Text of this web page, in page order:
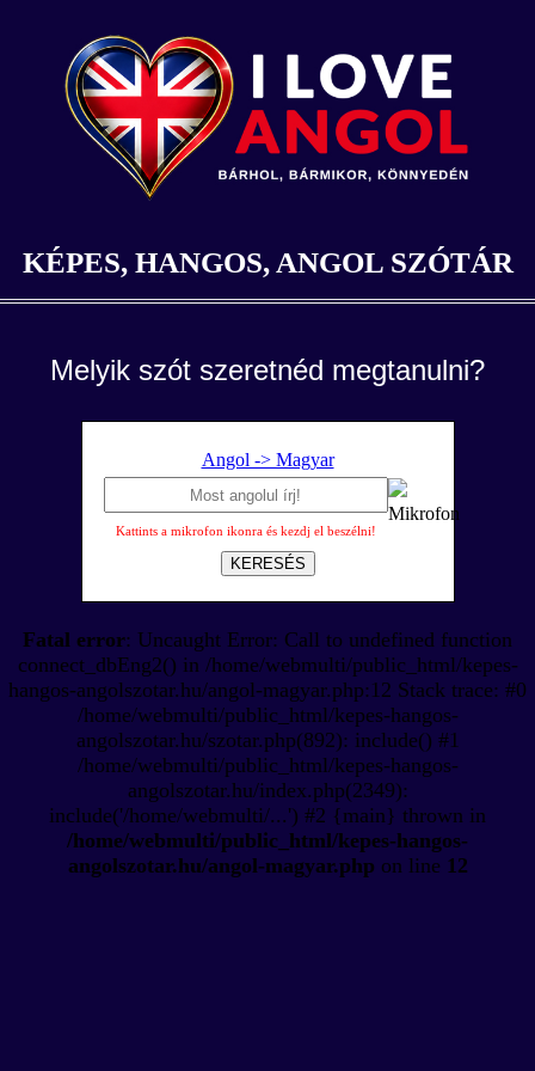
KÉPES, HANGOS, ANGOL SZÓTÁR
Melyik szót szeretnéd megtanulni?
Angol -> Magyar
Kattints a mikrofon ikonra és kezdj el beszélni!
KERESÉS
Fatal error: Uncaught Error: Call to undefined function
connect_dbEng2() in /home/webmulti/public_html/kepes-
hangos-angolszotar.hu/angol-magyar.php:12 Stack trace: #0
/home/webmulti/public_html/kepes-hangos-
angolszotar.hu/szotar.php(892): include() #1
/home/webmulti/public_html/kepes-hangos-
angolszotar.hu/index.php(2349):
include('/home/webmulti/...') #2 {main} thrown in
/home/webmulti/public_html/kepes-hangos-
angolszotar.hu/angol-magyar.php on line 12